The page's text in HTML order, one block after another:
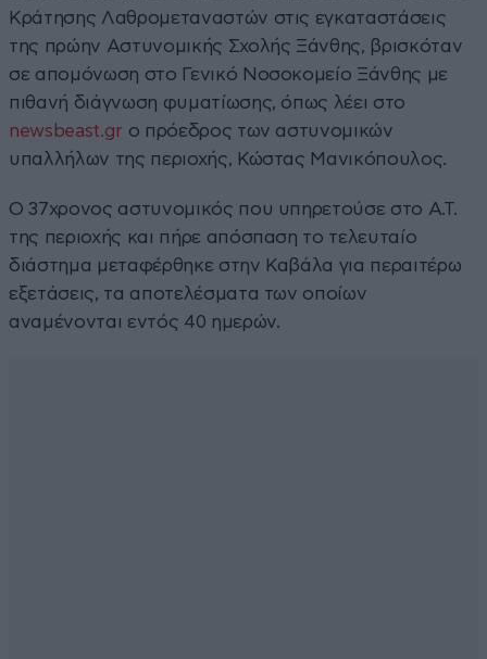
Κράτησης Λαθρομεταναστών στις εγκαταστάσεις
της πρώην Αστυνομικής Σχολής Ξάνθης, βρισκόταν
σε απομόνωση στο Γενικό Νοσοκομείο Ξάνθης με
πιθανή διάγνωση φυματίωσης, όπως λέει στο
newsbeast.gr ο πρόεδρος των αστυνομικών
υπαλλήλων της περιοχής, Κώστας Μανικόπουλος.
Ο 37χρονος αστυνομικός που υπηρετούσε στο Α.Τ.
της περιοχής και πήρε απόσπαση το τελευταίο
διάστημα μεταφέρθηκε στην Καβάλα για περαιτέρω
εξετάσεις, τα αποτελέσματα των οποίων
αναμένονται εντός 40 ημερών.